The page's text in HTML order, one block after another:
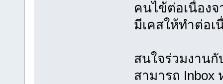
คนไข้ต่อเนื่อง
มีเคสให้ทำต่อเ
สนใจร่วมงานกั
สามารถ